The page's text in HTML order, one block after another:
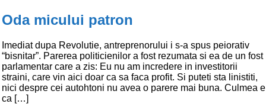
Oda micului patron
Imediat dupa Revolutie, antreprenorului i s-a spus peiorativ
“bisnitar”. Parerea politicienilor a fost rezumata si ea de un fost
parlamentar care a zis: Eu nu am incredere in investitorii
straini, care vin aici doar ca sa faca profit. Si puteti sta linistiti,
nici despre cei autohtoni nu avea o parere mai buna. Culmea e
ca […]